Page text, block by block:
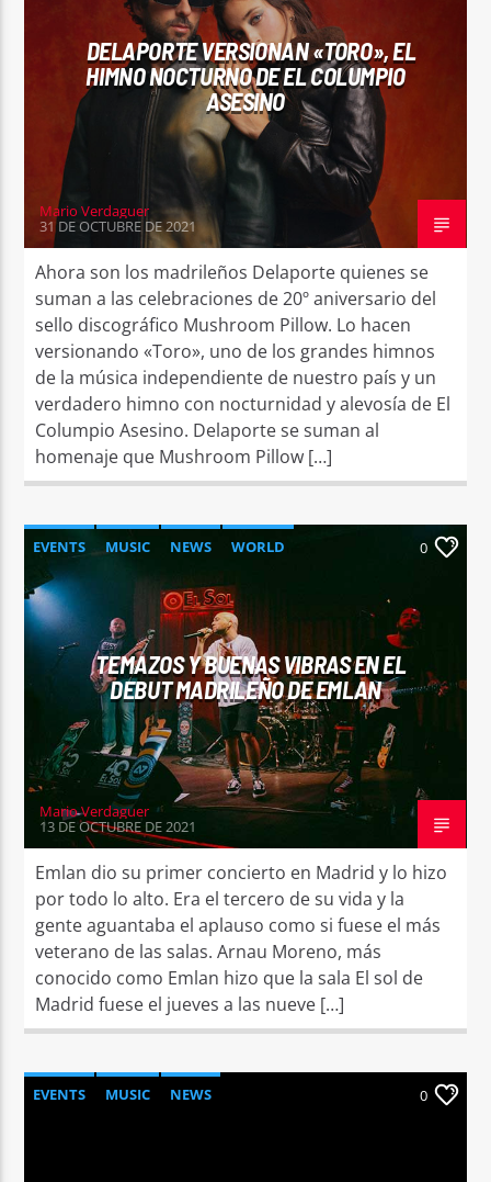
DELAPORTE VERSIONAN «TORO», EL
HIMNO NOCTURNO DE EL COLUMPIO
ASESINO
Mario Verdaguer
31 DE OCTUBRE DE 2021
Ahora son los madrileños Delaporte quienes se
suman a las celebraciones de 20º aniversario del
sello discográfico Mushroom Pillow. Lo hacen
versionando «Toro», uno de los grandes himnos
de la música independiente de nuestro país y un
verdadero himno con nocturnidad y alevosía de El
Columpio Asesino. Delaporte se suman al
homenaje que Mushroom Pillow […]
EVENTS MUSIC NEWS WORLD 0
TEMAZOS Y BUENAS VIBRAS EN EL
DEBUT MADRILEÑO DE EMLAN
Mario Verdaguer
13 DE OCTUBRE DE 2021
Emlan dio su primer concierto en Madrid y lo hizo
por todo lo alto. Era el tercero de su vida y la
gente aguantaba el aplauso como si fuese el más
veterano de las salas. Arnau Moreno, más
conocido como Emlan hizo que la sala El sol de
Madrid fuese el jueves a las nueve […]
EVENTS MUSIC NEWS 0